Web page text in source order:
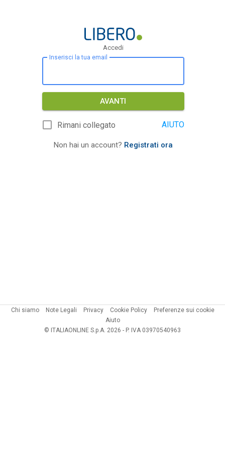
Accedi
Inserisci la tua email
AVANTI
Rimani collegato AIUTO
Non hai un account? Registrati ora
Chi siamo Note Legali Privacy Cookie Policy
Preferenze sui cookie
Aiuto
© ITALIAONLINE S.p.A. 2026 - P. IVA 03970540963